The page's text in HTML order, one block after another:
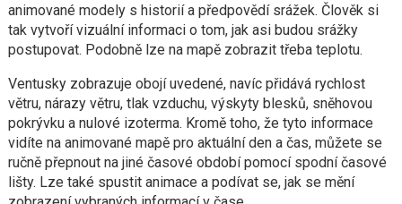
animované modely s historií a předpovědí srážek. Člověk si
tak vytvoří vizuální informaci o tom, jak asi budou srážky
postupovat. Podobně lze na mapě zobrazit třeba teplotu.
Ventusky zobrazuje obojí uvedené, navíc přidává rychlost
větru, nárazy větru, tlak vzduchu, výskyty blesků, sněhovou
pokrývku a nulové izoterma. Kromě toho, že tyto informace
vidíte na animované mapě pro aktuální den a čas, můžete se
ručně přepnout na jiné časové období pomocí spodní časové
lišty. Lze také spustit animace a podívat se, jak se mění